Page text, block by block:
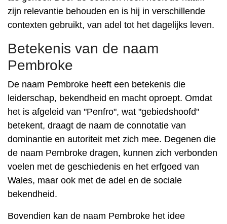
zijn relevantie behouden en is hij in verschillende
contexten gebruikt, van adel tot het dagelijks leven.
Betekenis van de naam
Pembroke
De naam Pembroke heeft een betekenis die
leiderschap, bekendheid en macht oproept. Omdat
het is afgeleid van "Penfro", wat "gebiedshoofd"
betekent, draagt ​​de naam de connotatie van
dominantie en autoriteit met zich mee. Degenen die
de naam Pembroke dragen, kunnen zich verbonden
voelen met de geschiedenis en het erfgoed van
Wales, maar ook met de adel en de sociale
bekendheid.
Bovendien kan de naam Pembroke het idee